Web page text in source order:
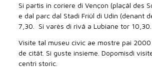
Si partìs in coriere di Vençon (plaçâl des
e dal parc dal Stadi Friûl di Udin (denant
7,30. Si varès di rivâ a Lubiane tor 10,30.
Visite tal museu civic ae mostre pai
de citât. Si guste insieme. Dopomisdì
centri storic.